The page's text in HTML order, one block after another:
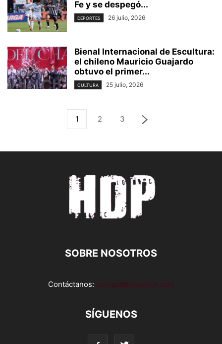
Fe y se despegó...
DEPORTES 26 julio, 2026
Bienal Internacional de Escultura:
el chileno Mauricio Guajardo
obtuvo el primer...
CULTURA 25 julio, 2026
1 2 3
SOBRE NOSOTROS
Contáctanos: contact@yoursite.com
SÍGUENOS